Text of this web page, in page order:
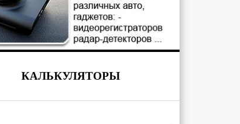
КАЛЬКУЛЯТОРЫ